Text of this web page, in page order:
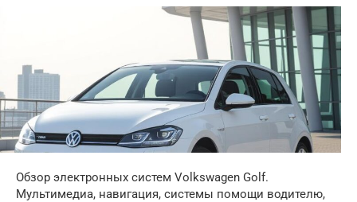
Обзор электронных систем Volkswagen Golf.
Мультимедиа, навигация, системы помощи водителю,